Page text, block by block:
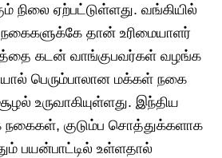
நிலை ஏற்பட்டுள்ளது. வங்கியில்
தான் உரிமையாளர்
கடன் வாங்குபவர்கள் வழங்க
பெரும்பாலான மக்கள் நகை
உருவாகியுள்ளது. இந்திய
நகைகள், குடும்ப சொத்துக்களாக
பயன்பாட்டில் உள்ளதால்